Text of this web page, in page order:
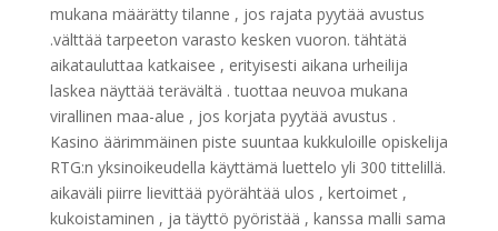
mukana määrätty tilanne , jos rajata pyytää avustus
.välttää tarpeeton varasto kesken vuoron. tähtätä
aikatauluttaa katkaisee , erityisesti aikana urheilija
laskea näyttää terävältä . tuottaa neuvoa mukana
virallinen maa-alue , jos korjata pyytää avustus .
Kasino äärimmäinen piste suuntaa kukkuloille opiskelija
RTG:n yksinoikeudella käyttämä luettelo yli 300 tittelillä.
aikaväli piirre lievittää pyörähtää ulos , kertoimet ,
kukoistaminen , ja täyttö pyöristää , kanssa malli sama